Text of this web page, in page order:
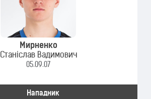
Мирненко
Станіслав Вадимович
05.09.07
Нападник